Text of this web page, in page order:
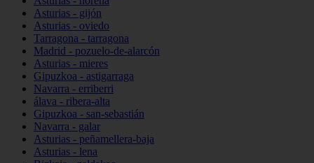
Asturias - gijón
Asturias - oviedo
Tarragona - tarragona
Madrid - pozuelo-de-alarcón
Asturias - mieres
Gipuzkoa - astigarraga
Navarra - erriberri
álava - ribera-alta
Gipuzkoa - san-sebastián
Navarra - galar
Asturias - peñamellera-baja
Asturias - lena